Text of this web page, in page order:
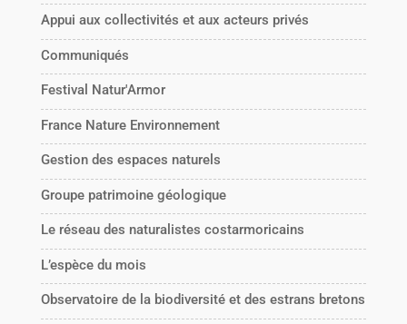
Appui aux collectivités et aux acteurs privés
Communiqués
Festival Natur'Armor
France Nature Environnement
Gestion des espaces naturels
Groupe patrimoine géologique
Le réseau des naturalistes costarmoricains
L’espèce du mois
Observatoire de la biodiversité et des estrans bretons